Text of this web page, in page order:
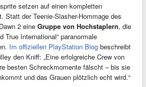
setzen auf einen kompletten
Statt der Teenie-Slasher-Hommage des
2 eine Gruppe von Hochstaplern, die
True International“ paranormale
Im offiziellen PlayStation Blog beschreibt
den Kniff: „Eine erfolgreiche Crew von
besten Schreckmomente fälscht – bis sie
und das Grauen plötzlich echt wird.“